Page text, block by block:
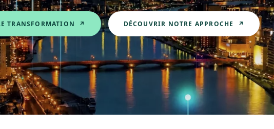
TRANSFORMATION ↗ DÉCOUVRIR NOTRE APPROCHE ↗